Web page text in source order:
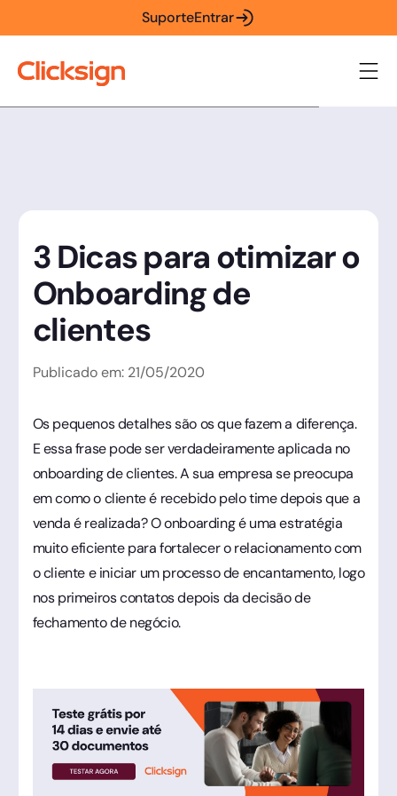
SuporteEntrar
3 Dicas para otimizar o
Onboarding de
clientes
Publicado em: 21/05/2020
Os pequenos detalhes são os que fazem a diferença.
E essa frase pode ser verdadeiramente aplicada no
onboarding de clientes. A sua empresa se preocupa
em como o cliente é recebido pelo time depois que a
venda é realizada? O onboarding é uma estratégia
muito eficiente para fortalecer o relacionamento com
o cliente e iniciar um processo de encantamento, logo
nos primeiros contatos depois da decisão de
fechamento de negócio.